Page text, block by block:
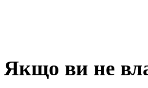
Якщо ви не